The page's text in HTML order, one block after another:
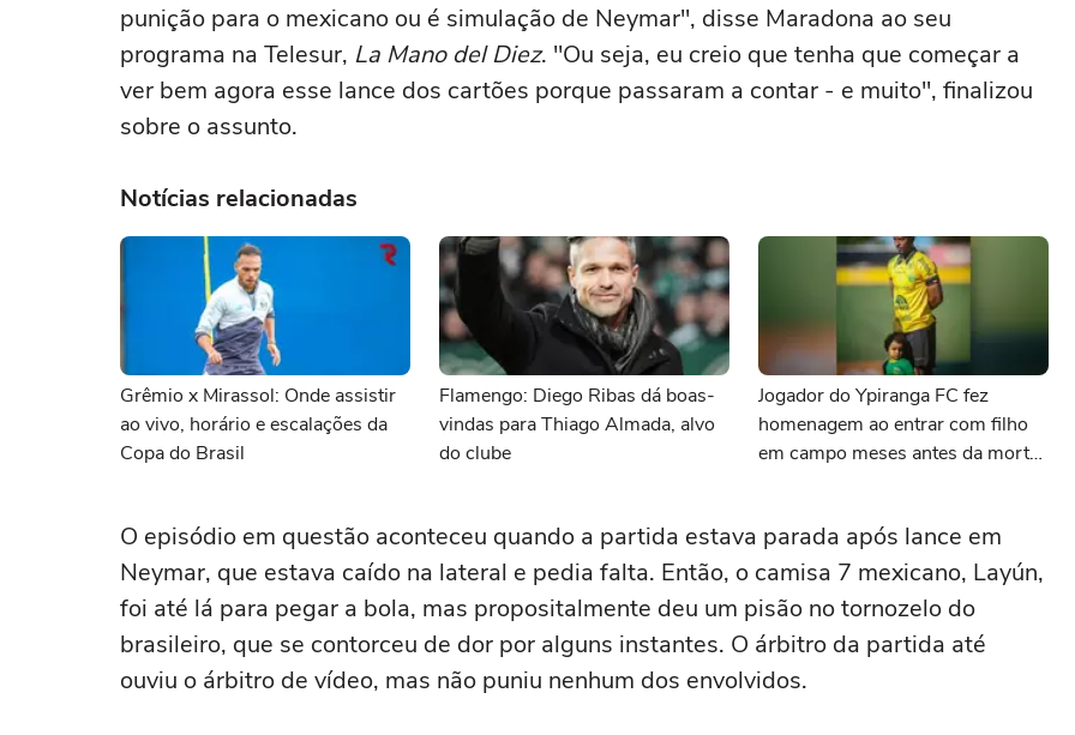
punição para o mexicano ou é simulação de Neymar", disse Maradona ao seu
programa na Telesur, La Mano del Diez. "Ou seja, eu creio que tenha que começar a
ver bem agora esse lance dos cartões porque passaram a contar - e muito", finalizou
sobre o assunto.
Notícias relacionadas
Grêmio x Mirassol: Onde assistir
ao vivo, horário e escalações da
Copa do Brasil
Flamengo: Diego Ribas dá boas-
vindas para Thiago Almada, alvo
do clube
Jogador do Ypiranga FC fez
homenagem ao entrar com filho
em campo meses antes da morte
O episódio em questão aconteceu quando a partida estava parada após lance em
Neymar, que estava caído na lateral e pedia falta. Então, o camisa 7 mexicano, Layún,
foi até lá para pegar a bola, mas propositalmente deu um pisão no tornozelo do
brasileiro, que se contorceu de dor por alguns instantes. O árbitro da partida até
ouviu o árbitro de vídeo, mas não puniu nenhum dos envolvidos.